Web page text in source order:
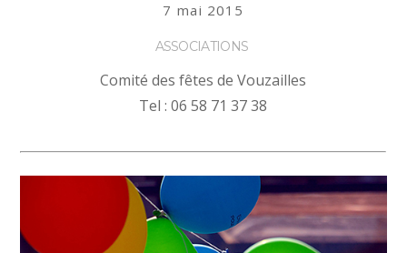
7 mai 2015
ASSOCIATIONS
Comité des fêtes de Vouzailles
Tel : 06 58 71 37 38